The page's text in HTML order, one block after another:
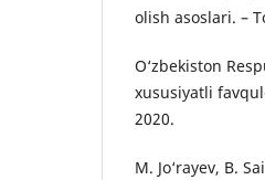
olish asoslari. –
O‘zbekiston
xususiyatli
2020.
M. Jo‘rayev, B.